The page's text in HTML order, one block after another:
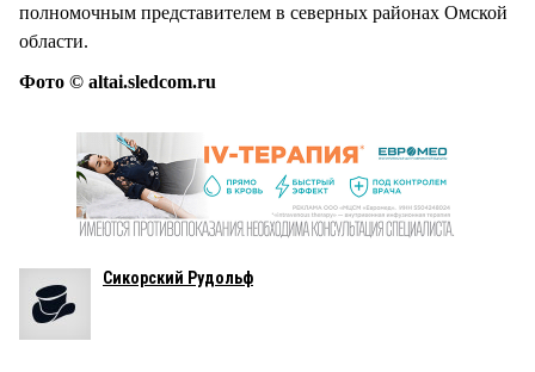
полномочным представителем в северных районах Омской
области.
Фото © altai.sledcom.ru
Сикорский Рудольф